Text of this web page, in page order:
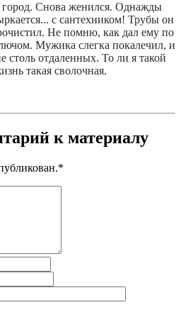
город. Снова женился. Однажды
с сантехником! Трубы он
Не помню, как дал ему по
Мужика слегка покалечил, и
столь отдаленных. То ли я такой
такая сволочная.
к материалу
*